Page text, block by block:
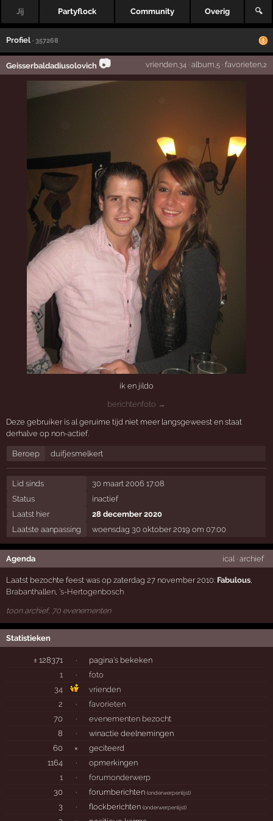
Jij Partyflock Community Overig 🔍
Profiel · 357268
Geisserbaldadiusolovich 📷 vrienden,34· album ,5· favorieten,2
ik en jildo
berichtenfoto →
Deze gebruiker is al geruime tijd niet meer langsgeweest en staat
derhalve op non-actief.
Beroep duifjesmelkert
Lid sinds
30 maart 2006 17:08
Status
inactief
Laatst hier
28 december 2020
Laatste aanpassing
woensdag 30 oktober 2019 om 07:00
Agenda ical· archief
Laatst bezochte feest was op zaterdag 27 november 2010: Fabulous
Brabanthallen 's-Hertogenbosch
toon archief, 70 evenementen
Statistieken
± 128371 ·
pagina's bekeken
1
·
foto
34
vrienden
2
·
favorieten
70
·
evenementen bezocht
8
·
winactie deelnemingen
60
×
geciteerd
1164
·
opmerkingen
1
·
forumonderwerp
30
· forumberichten(onderwerpenlijst)
3 · flockberichten(onderwerpenlijst)